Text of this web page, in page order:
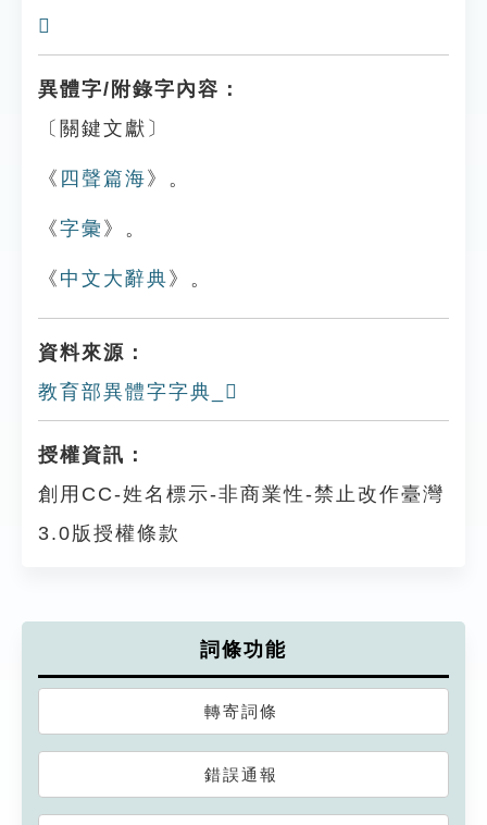
𤅲
異體字/附錄字內容：
〔關鍵文獻〕
《 四聲篇海 》。
《字彙 》。
《 中文大辭典 》。
資料來源：
教育部異體字字典_𤅠
授權資訊：
創用CC-姓名標示-非商業性-禁止改作臺灣
3.0版授權條款
詞條功能
轉寄詞條
錯誤通報